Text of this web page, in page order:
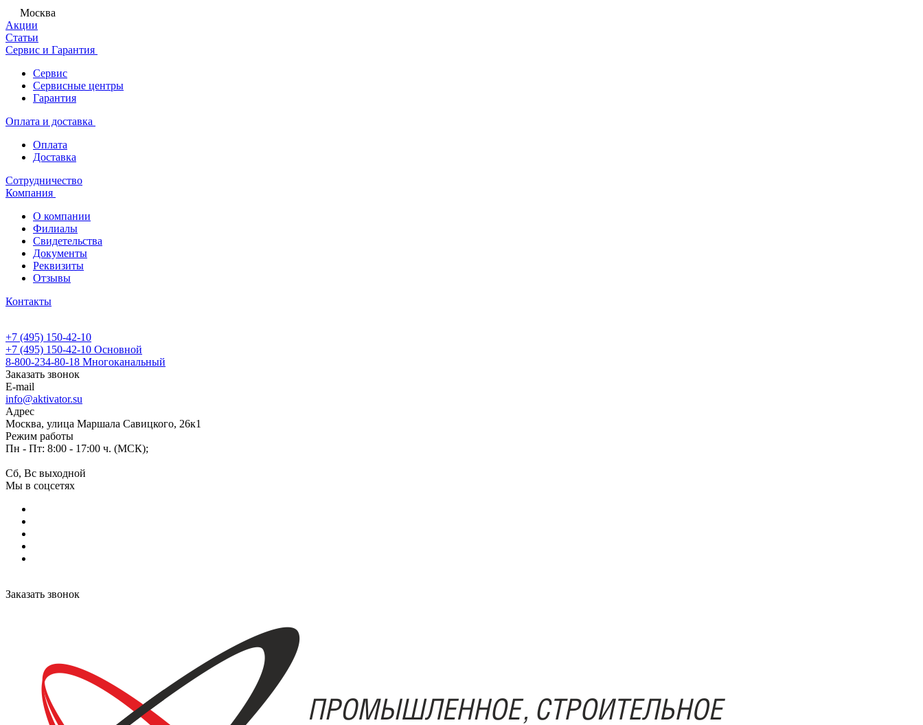
Москва
Акции
Статьи
Сервис и Гарантия
Сервис
Сервисные центры
Гарантия
Оплата и доставка
Оплата
Доставка
Сотрудничество
Компания
О компании
Филиалы
Свидетельства
Документы
Реквизиты
Отзывы
Контакты
+7 (495) 150-42-10
+7 (495) 150-42-10 Основной
8-800-234-80-18 Многоканальный
Заказать звонок
E-mail
info@aktivator.su
Адрес
Москва, улица Маршала Савицкого, 26к1
Режим работы
Пн - Пт: 8:00 - 17:00 ч. (МСК);
Сб, Вс выходной
Мы в соцсетях
Заказать звонок